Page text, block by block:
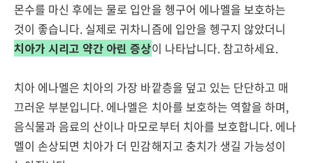
몬수를 마신 후에는 물로 입안을 헹구어 에나멜을 보호하는
것이 좋습니다. 실제로 귀차니즘에 입안을 헹구지 않았더니
치아가 시리고 약간 아린 증상이 나타납니다. 참고하세요.
치아 에나멜은 치아의 가장 바깥층을 덮고 있는 단단하고 매
끄러운 부분입니다. 에나멜은 치아를 보호하는 역할을 하며,
음식물과 음료의 산이나 마모로부터 치아를 보호합니다. 에나
멜이 손상되면 치아가 더 민감해지고 충치가 생길 가능성이